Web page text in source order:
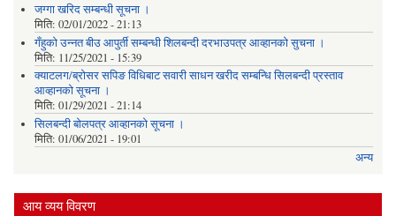
जग्गा खरिद सम्बन्धी सूचना ।
मिति: 02/01/2022 - 21:13
गँहुकाे उन्नत बीउ आपुर्ती सम्बन्धी शिलबन्दी दरभाउपत्र आव्हानकाे सुचना ।
मिति: 11/25/2021 - 15:39
क्याटलग/ब्रोसर सपिङ विधिबाट सवारी साधन खरीद सम्बन्धि सिलबन्दी प्रस्ताव
आव्हानको सूचना ।
मिति: 01/29/2021 - 21:14
सिलबन्दी बोलपत्र आव्हानको सूचना ।
मिति: 01/06/2021 - 19:01
अन्य
आय व्यय विवरण